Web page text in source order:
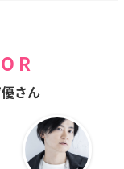
内順子、山路和
缶バッチ
さん